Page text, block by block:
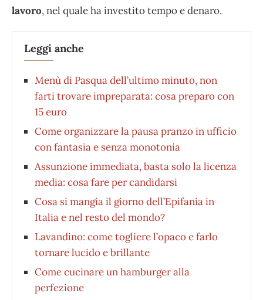
lavoro, nel quale ha investito tempo e denaro.
Leggi anche
Menù di Pasqua dell’ultimo minuto, non
farti trovare impreparata: cosa preparo con
15 euro
Come organizzare la pausa pranzo in ufficio
con fantasia e senza monotonia
Assunzione immediata, basta solo la licenza
media: cosa fare per candidarsi
Cosa si mangia il giorno dell’Epifania in
Italia e nel resto del mondo?
Lavandino: come togliere l’opaco e farlo
tornare lucido e brillante
Come cucinare un hamburger alla
perfezione